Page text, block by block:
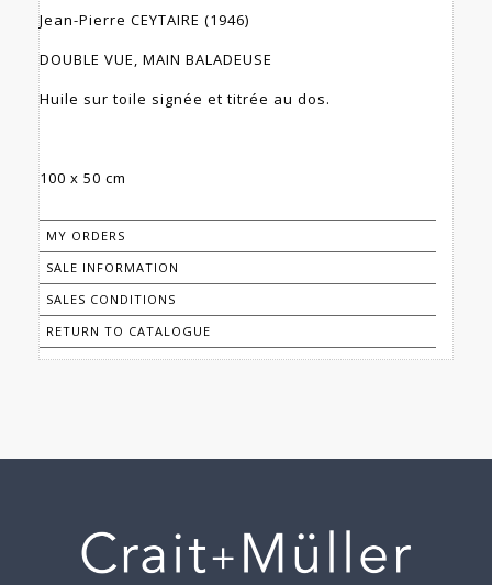
Jean-Pierre CEYTAIRE (1946)
DOUBLE VUE, MAIN BALADEUSE
Huile sur toile signée et titrée au dos.
100 x 50 cm
MY ORDERS
SALE INFORMATION
SALES CONDITIONS
RETURN TO CATALOGUE